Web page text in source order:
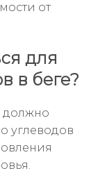
от
для
в беге?
должно
углеводов